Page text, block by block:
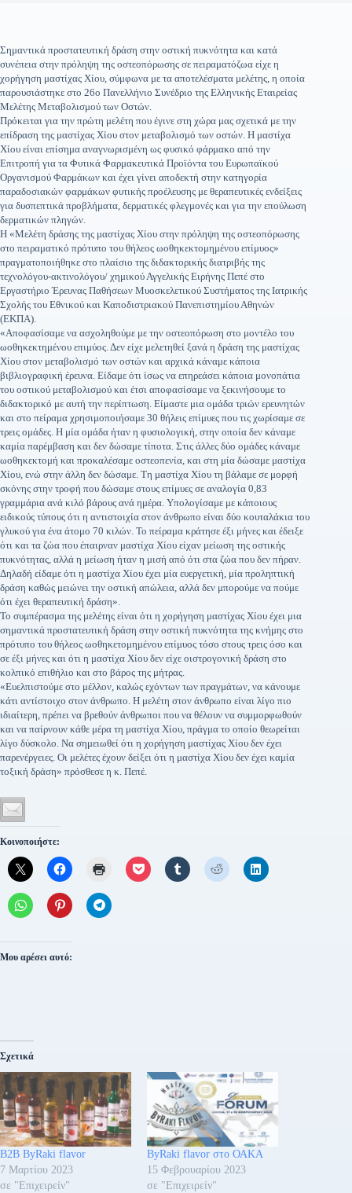
Σημαντικά προστατευτική δράση στην οστική πυκνότητα και κατά
συνέπεια στην πρόληψη της οστεοπόρωσης σε πειραματόζωα είχε η
χορήγηση μαστίχας Χίου, σύμφωνα με τα αποτελέσματα μελέτης, η οποία
παρουσιάστηκε στο 26ο Πανελλήνιο Συνέδριο της Ελληνικής Εταιρείας
Μελέτης Μεταβολισμού των Οστών.
Πρόκειται για την πρώτη μελέτη που έγινε στη χώρα μας σχετικά με την
επίδραση της μαστίχας Χίου στον μεταβολισμό των οστών. Η μαστίχα
Χίου είναι επίσημα αναγνωρισμένη ως φυσικό φάρμακο από την
Επιτροπή για τα Φυτικά Φαρμακευτικά Προϊόντα του Ευρωπαϊκού
Οργανισμού Φαρμάκων και έχει γίνει αποδεκτή στην κατηγορία
παραδοσιακών φαρμάκων φυτικής προέλευσης με θεραπευτικές ενδείξεις
για δυσπεπτικά προβλήματα, δερματικές φλεγμονές και για την επούλωση
δερματικών πληγών.
Η «Μελέτη δράσης της μαστίχας Χίου στην πρόληψη της οστεοπόρωσης
στο πειραματικό πρότυπο του θήλεος ωοθηκεκτομημένου επίμυος»
πραγματοποιήθηκε στο πλαίσιο της διδακτορικής διατριβής της
τεχνολόγου-ακτινολόγου/ χημικού Αγγελικής Ειρήνης Πεπέ στο
Εργαστήριο Έρευνας Παθήσεων Μυοσκελετικού Συστήματος της Ιατρικής
Σχολής του Εθνικού και Καποδιστριακού Πανεπιστημίου Αθηνών
(ΕΚΠΑ).
«Αποφασίσαμε να ασχοληθούμε με την οστεοπόρωση στο μοντέλο του
ωοθηκεκτημένου επιμύος. Δεν είχε μελετηθεί ξανά η δράση της μαστίχας
Χίου στον μεταβολισμό των οστών και αρχικά κάναμε κάποια
βιβλιογραφική έρευνα. Είδαμε ότι ίσως να επηρεάσει κάποια μονοπάτια
του οστικού μεταβολισμού και έτσι αποφασίσαμε να ξεκινήσουμε το
διδακτορικό με αυτή την περίπτωση. Είμαστε μια ομάδα τριών ερευνητών
και στο πείραμα χρησιμοποιήσαμε 30 θήλεις επίμυες που τις χωρίσαμε σε
τρεις ομάδες. Η μία ομάδα ήταν η φυσιολογική, στην οποία δεν κάναμε
καμία παρέμβαση και δεν δώσαμε τίποτα. Στις άλλες δύο ομάδες κάναμε
ωοθηκεκτομή και προκαλέσαμε οστεοπενία, και στη μία δώσαμε μαστίχα
Χίου, ενώ στην άλλη δεν δώσαμε. Τη μαστίχα Χίου τη βάλαμε σε μορφή
σκόνης στην τροφή που δώσαμε στους επίμυες σε αναλογία 0,83
γραμμάρια ανά κιλό βάρους ανά ημέρα. Υπολογίσαμε με κάποιους
ειδικούς τύπους ότι η αντιστοιχία στον άνθρωπο είναι δύο κουταλάκια του
γλυκού για ένα άτομο 70 κιλών. Το πείραμα κράτησε έξι μήνες και έδειξε
ότι και τα ζώα που έπαιρναν μαστίχα Χίου είχαν μείωση της οστικής
πυκνότητας, αλλά η μείωση ήταν η μισή από ότι στα ζώα που δεν πήραν.
Δηλαδή είδαμε ότι η μαστίχα Χίου έχει μία ευεργετική, μία προληπτική
δράση καθώς μειώνει την οστική απώλεια, αλλά δεν μπορούμε να πούμε
ότι έχει θεραπευτική δράση».
Το συμπέρασμα της μελέτης είναι ότι η χορήγηση μαστίχας Χίου έχει μια
σημαντικά προστατευτική δράση στην οστική πυκνότητα της κνήμης στο
πρότυπο του θήλεος ωοθηκετομημένου επίμυος τόσο στους τρεις όσο και
σε έξι μήνες και ότι η μαστίχα Χίου δεν είχε οιστρογονική δράση στο
κολπικό επιθήλιο και στο βάρος της μήτρας.
«Ευελπιστούμε στο μέλλον, καλώς εχόντων των πραγμάτων, να κάνουμε
κάτι αντίστοιχο στον άνθρωπο. Η μελέτη στον άνθρωπο είναι λίγο πιο
ιδιαίτερη, πρέπει να βρεθούν άνθρωποι που να θέλουν να συμμορφωθούν
και να παίρνουν κάθε μέρα τη μαστίχα Χίου, πράγμα το οποίο θεωρείται
λίγο δύσκολο. Να σημειωθεί ότι η χορήγηση μαστίχας Χίου δεν έχει
παρενέργειες. Οι μελέτες έχουν δείξει ότι η μαστίχα Χίου δεν έχει καμία
τοξική δράση» πρόσθεσε η κ. Πεπέ.
Κοινοποιήστε:
Μου αρέσει αυτό:
Σχετικά
B2B ByRaki flavor
7 Μαρτίου 2023
σε "Επιχειρείν"
ByRaki flavor στο ΟΑΚΑ
15 Φεβρουαρίου 2023
σε "Επιχειρείν"